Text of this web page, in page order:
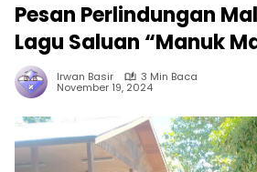
Pesan Perlindungan
Lagu Saluan “Manuk
Irwan Basir 3 Min Baca
November 19, 2024